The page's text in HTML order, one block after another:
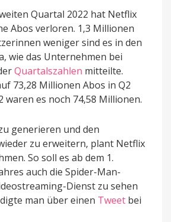
Quartal 2022 hat Netflix
Abos verloren. 1,3 Millionen
weniger sind es in den
wie das Unternehmen bei
Quartalszahlen mitteilte.
73,28 Millionen Abos in Q2
waren es noch 74,58 Millionen.
generieren und den
zu erweitern, plant Netflix
So soll es ab dem 1.
auch die Spider-Man-
Dienst zu sehen
man über einen Tweet bei